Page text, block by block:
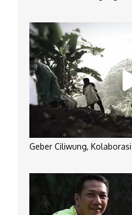
Geber Ciliwung,